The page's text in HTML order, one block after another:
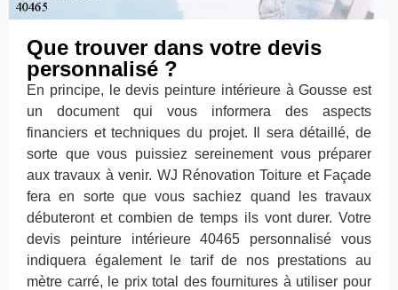
Que trouver dans votre devis
personnalisé ?
En principe, le devis peinture intérieure à Gousse est
un document qui vous informera des aspects
financiers et techniques du projet. Il sera détaillé, de
sorte que vous puissiez sereinement vous préparer
aux travaux à venir. WJ Rénovation Toiture et Façade
fera en sorte que vous sachiez quand les travaux
débuteront et combien de temps ils vont durer. Votre
devis peinture intérieure 40465 personnalisé vous
indiquera également le tarif de nos prestations au
mètre carré, le prix total des fournitures à utiliser pour